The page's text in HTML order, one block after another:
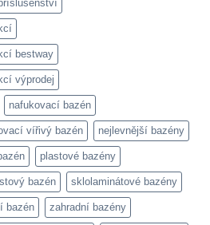
bestway
výprodej
nafukovací bazén
vířivý bazén nejlevnější bazény
plastové bazény
bazén sklolaminátové bazény
bazén zahradní bazény